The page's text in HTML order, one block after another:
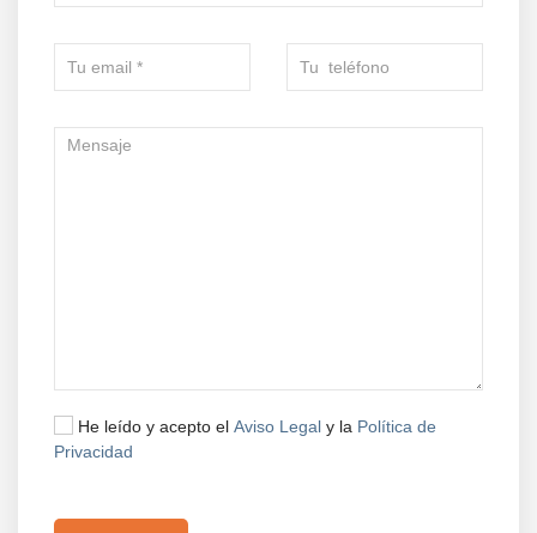
He leído y acepto el Aviso Legal y la Política de
Privacidad